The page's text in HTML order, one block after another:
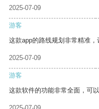
2025-07-09
游客
这款app的路线规划非常精准，
2025-07-09
游客
这款软件的功能非常全面，可